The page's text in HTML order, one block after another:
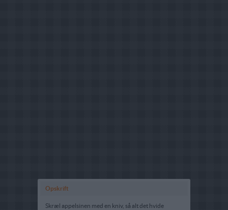
Opskrift
Skræl appelsinen med en kniv, så alt det hvide